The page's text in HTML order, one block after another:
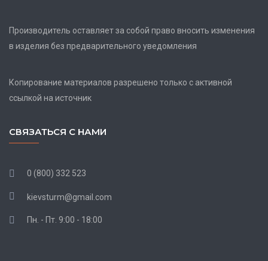
Производитель оставляет за собой право вносить изменения
в изделия без предварительного уведомления
Копирование материалов разрешено только с активной
ссылкой на источник
СВЯЗАТЬСЯ С НАМИ
0 (800) 332 523
kievsturm@gmail.com
Пн. - Пт. 9:00 - 18:00